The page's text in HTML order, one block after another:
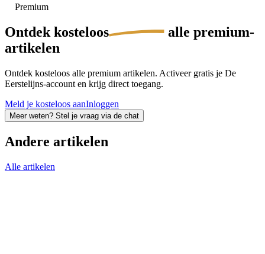
Premium
Ontdek kosteloos
alle premium-
artikelen
Ontdek kosteloos alle premium artikelen. Activeer gratis je De
Eerstelijns-account en krijg direct toegang.
Meld je kosteloos aanInloggen
Meer weten? Stel je vraag via de chat
Andere artikelen
Alle artikelen